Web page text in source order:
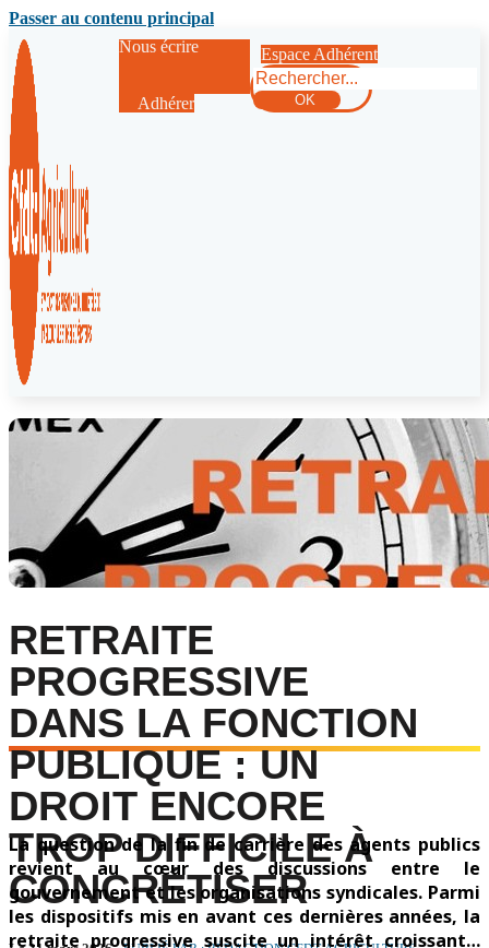
Passer au contenu principal
Nous écrire
Adhérer
Espace Adhérent
Rechercher
OK
RETRAITE
PROGRESSIVE
DANS LA FONCTION
PUBLIQUE : UN
DROIT ENCORE
TROP DIFFICILE À
CONCRÉTISER
La question de la fin de carrière des agents publics
revient au cœur des discussions entre le
gouvernement et les organisations syndicales. Parmi
les dispositifs mis en avant ces dernières années, la
retraite progressive suscite un intérêt croissant…